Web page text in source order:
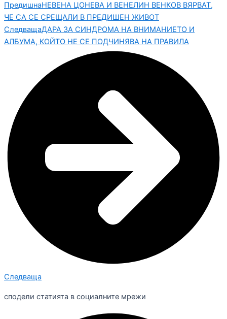
ПредишнаНЕВЕНА ЦОНЕВА И ВЕНЕЛИН ВЕНКОВ ВЯРВАТ,
ЧЕ СА СЕ СРЕЩАЛИ В ПРЕДИШЕН ЖИВОТ
СледващаДАРА ЗА СИНДРОМА НА ВНИМАНИЕТО И
АЛБУМА, КОЙТО НЕ СЕ ПОДЧИНЯВА НА ПРАВИЛА
Следваща
сподели статията в социалните мрежи